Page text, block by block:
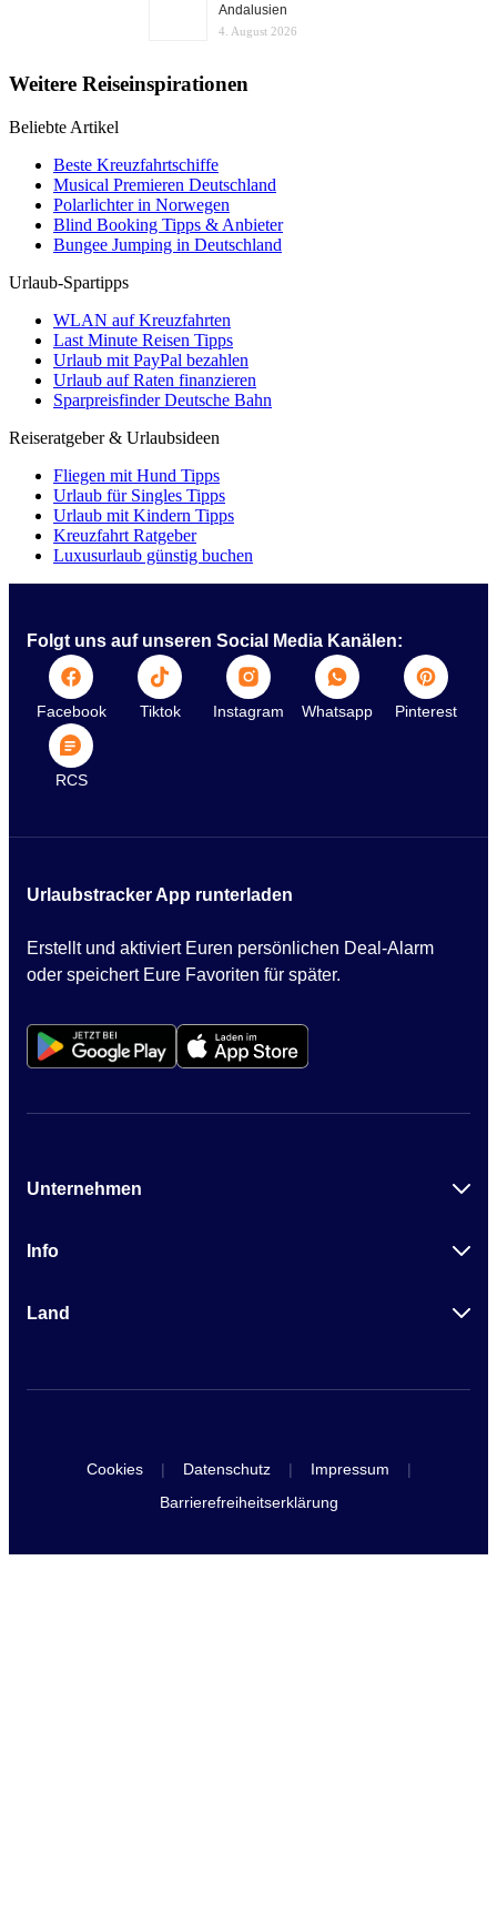
Andalusien
4. August 2026
Weitere Reiseinspirationen
Beliebte Artikel
Beste Kreuzfahrtschiffe
Musical Premieren Deutschland
Polarlichter in Norwegen
Blind Booking Tipps & Anbieter
Bungee Jumping in Deutschland
Urlaub-Spartipps
WLAN auf Kreuzfahrten
Last Minute Reisen Tipps
Urlaub mit PayPal bezahlen
Urlaub auf Raten finanzieren
Sparpreisfinder Deutsche Bahn
Reiseratgeber & Urlaubsideen
Fliegen mit Hund Tipps
Urlaub für Singles Tipps
Urlaub mit Kindern Tipps
Kreuzfahrt Ratgeber
Luxusurlaub günstig buchen